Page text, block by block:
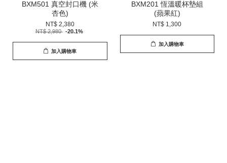
BXM501 真空封口機 (米
杏色)
NT$ 2,380
NT$ 2,980 -20.1%
加入購物車
BXM201 恆溫暖杯墊組
(蘋果紅)
NT$ 1,300
加入購物車